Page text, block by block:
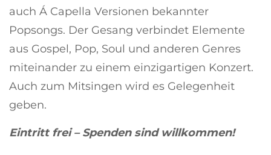
auch Á Capella Versionen bekannter
Popsongs. Der Gesang verbindet Elemente
aus Gospel, Pop, Soul und anderen Genres
miteinander zu einem einzigartigen Konzert.
Auch zum Mitsingen wird es Gelegenheit
geben.
Eintritt frei – Spenden sind willkommen!